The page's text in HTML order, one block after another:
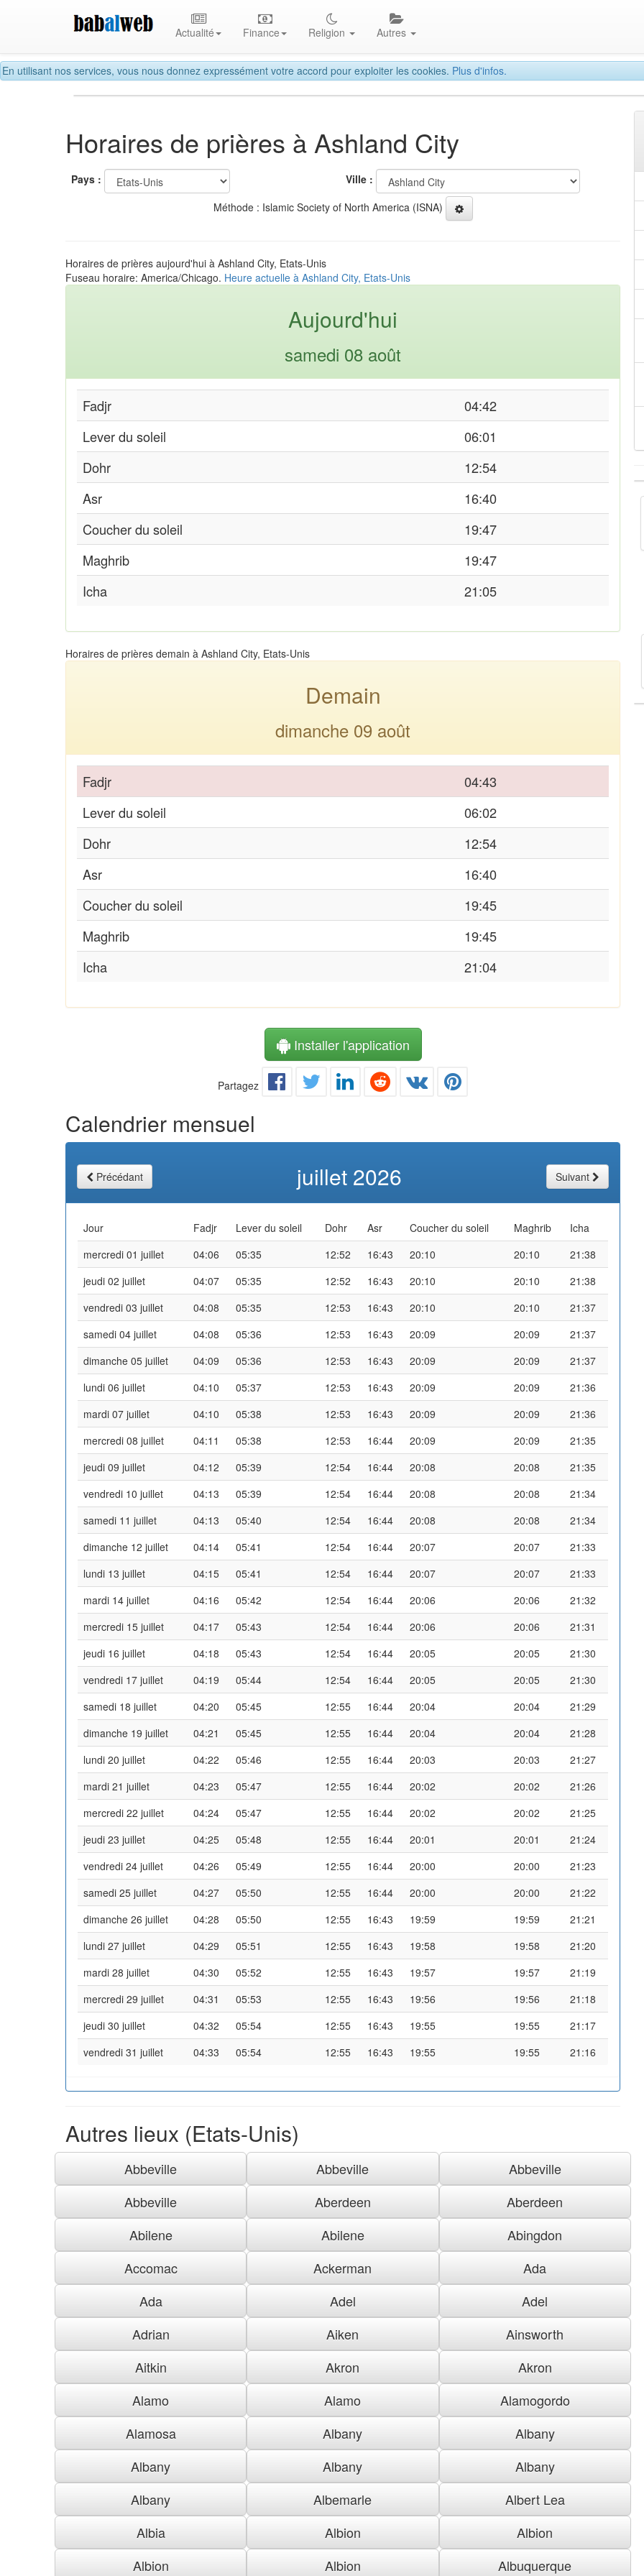
En utilisant nos services, vous nous donnez expressément votre accord pour exploiter les cookies. Plus d'infos.
Actualité Finance Religion Autres
Horaires de prières à Ashland City
Pays :
Ville :
Méthode : Islamic Society of North America (ISNA)
Horaires de prières aujourd'hui à Ashland City, Etats-Unis
Fuseau horaire: America/Chicago. Heure actuelle à Ashland City, Etats-Unis
Aujourd'hui
samedi 08 août
Fadjr
04:42
Lever du soleil
06:01
Dohr
12:54
Asr
16:40
Coucher du soleil
19:47
Maghrib
19:47
Icha
21:05
Horaires de prières demain à Ashland City, Etats-Unis
Demain
dimanche 09 août
Fadjr
04:43
Lever du soleil
06:02
Dohr
12:54
Asr
16:40
Coucher du soleil
19:45
Maghrib
19:45
Icha
21:04
Installer l'application
Partagez
Calendrier mensuel
Précédant juillet 2026 Suivant
Jour Fadjr Lever du soleil Dohr Asr Coucher du soleil Maghrib
Icha
mercredi 01 juillet
04:06 05:35 12:52 16:43 20:10 20:10
21:38
jeudi 02 juillet
04:07 05:35 12:52 16:43 20:10 20:10
21:38
vendredi 03 juillet
04:08 05:35 12:53 16:43 20:10 20:10
21:37
samedi 04 juillet
04:08 05:36 12:53 16:43 20:09 20:09
21:37
dimanche 05 juillet
04:09 05:36 12:53 16:43 20:09 20:09
21:37
lundi 06 juillet
04:10 05:37 12:53 16:43 20:09 20:09
21:36
mardi 07 juillet
04:10 05:38 12:53 16:43 20:09 20:09
21:36
mercredi 08 juillet
04:11 05:38 12:53 16:44 20:09 20:09
21:35
jeudi 09 juillet
04:12 05:39 12:54 16:44 20:08 20:08
21:35
vendredi 10 juillet
04:13 05:39 12:54 16:44 20:08 20:08
21:34
samedi 11 juillet
04:13 05:40 12:54 16:44 20:08 20:08
21:34
dimanche 12 juillet
04:14 05:41 12:54 16:44 20:07 20:07
21:33
lundi 13 juillet
04:15 05:41 12:54 16:44 20:07 20:07
21:33
mardi 14 juillet
04:16 05:42 12:54 16:44 20:06 20:06
21:32
mercredi 15 juillet
04:17 05:43 12:54 16:44 20:06 20:06
21:31
jeudi 16 juillet
04:18 05:43 12:54 16:44 20:05 20:05
21:30
vendredi 17 juillet
04:19 05:44 12:54 16:44 20:05 20:05
21:30
samedi 18 juillet
04:20 05:45 12:55 16:44 20:04 20:04
21:29
dimanche 19 juillet
04:21 05:45 12:55 16:44 20:04 20:04
21:28
lundi 20 juillet
04:22 05:46 12:55 16:44 20:03 20:03
21:27
mardi 21 juillet
04:23 05:47 12:55 16:44 20:02 20:02
21:26
mercredi 22 juillet
04:24 05:47 12:55 16:44 20:02 20:02
21:25
jeudi 23 juillet
04:25 05:48 12:55 16:44 20:01 20:01
21:24
vendredi 24 juillet
04:26 05:49 12:55 16:44 20:00 20:00
21:23
samedi 25 juillet
04:27 05:50 12:55 16:44 20:00 20:00
21:22
dimanche 26 juillet
04:28 05:50 12:55 16:43 19:59 19:59
21:21
lundi 27 juillet
04:29 05:51 12:55 16:43 19:58 19:58
21:20
mardi 28 juillet
04:30 05:52 12:55 16:43 19:57 19:57
21:19
mercredi 29 juillet
04:31 05:53 12:55 16:43 19:56 19:56
21:18
jeudi 30 juillet
04:32 05:54 12:55 16:43 19:55 19:55
21:17
vendredi 31 juillet
04:33 05:54 12:55 16:43 19:55 19:55 21:16
Autres lieux (Etats-Unis)
Abbeville Abbeville
Abbeville
Abbeville
Aberdeen
Aberdeen
Abilene
Abilene
Abingdon
Accomac
Ackerman
Ada
Ada
Adel
Adel
Adrian
Aiken
Ainsworth
Aitkin
Akron
Akron
Alamo
Alamo
Alamogordo
Alamosa
Albany
Albany
Albany
Albany
Albany
Albany
Albemarle
Albert Lea
Albia
Albion
Albion
Albion
Albion Albuquerque